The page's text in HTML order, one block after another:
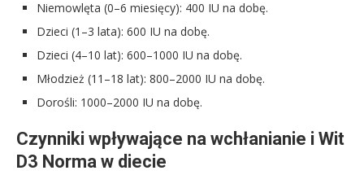
Niemowlęta (0–6 miesięcy): 400 IU na dobę.
Dzieci (1–3 lata): 600 IU na dobę.
Dzieci (4–10 lat): 600–1000 IU na dobę.
Młodzież (11–18 lat): 800–2000 IU na dobę.
Dorośli: 1000–2000 IU na dobę.
Czynniki wpływające na wchłanianie i Wit
D3 Norma w diecie